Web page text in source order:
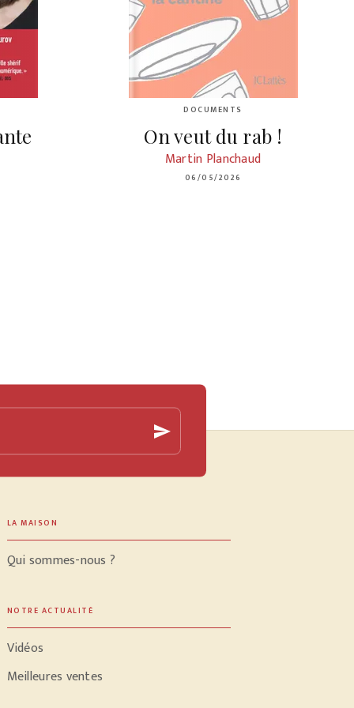
DOCUMENTS
On veut du rab !
Martin Planchaud
06/05/2026
send
LA MAISON
Qui sommes-nous ?
NOTRE ACTUALITÉ
Vidéos
Meilleures ventes